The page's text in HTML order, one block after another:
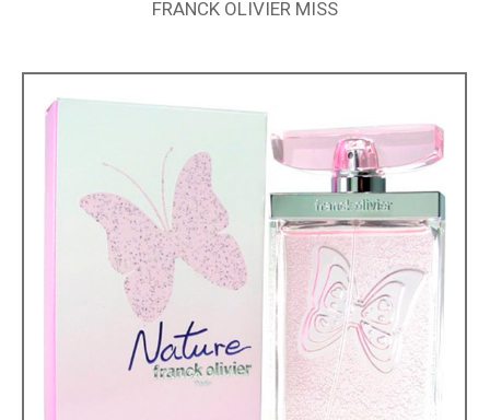
FRANCK OLIVIER MISS